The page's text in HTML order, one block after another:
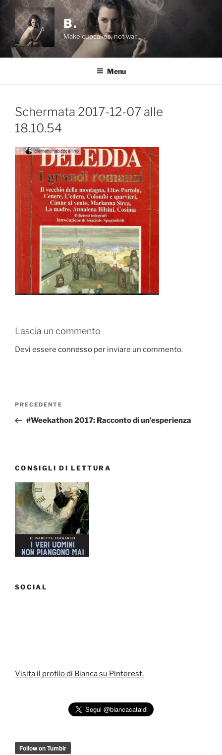
Salta
contenuto
B.
Make cupcakes, not war.
Menu
Schermata 2017-12-07 alle
18.10.54
Lascia un commento
Devi essere connesso per inviare un commento.
Navigazione
Articolo
precedente:
PRECEDENTE
#Weekathon 2017: Racconto di un’esperienza
CONSIGLI DI LETTURA
SOCIAL
Visita il profilo di Bianca su Pinterest.